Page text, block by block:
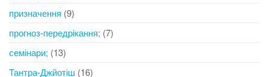
призначення (9)
прогноз-передрікання; (7)
семінари; (13)
Тантра-Джйотіш (16)